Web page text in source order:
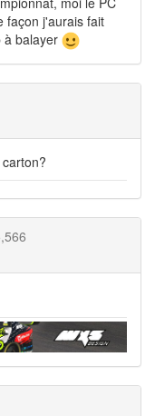
façon j'aurais fait
à balayer